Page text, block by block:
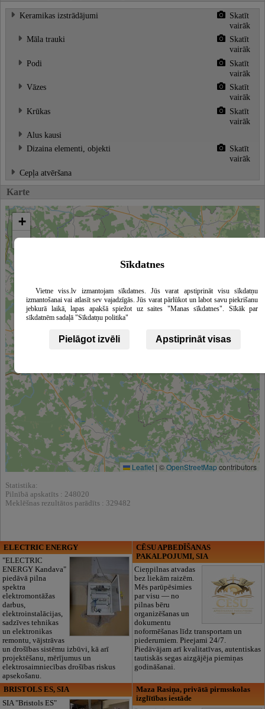
Keramikas izstrādājumi
Skatīt
vairāk
Māla trauki
Skatīt
vairāk
Podi
Skatīt
vairāk
Vāzes
Skatīt
vairāk
Krūkas
Skatīt
vairāk
Alus kausi
Dizaina elementi, objekti
Skatīt
vairāk
Cepļa atvēršana
Karte
+
−
Leaflet | ©OpenStreetMapcontributors
Statistika:
Pilnībā apskatīts : 248020
Meklēšnas rezultātos parādīts : 329482
ELECTRIC ENERGY
"ELECTRIC
ENERGY Kandava"
piedāvā pilna
spektra
elektromontāžas
darbus,
elektroinstalācijas,
sadzīves tehnikas
un elektronikas
remontu, vājstrāvas
un drošības sistēmu izbūvi, kā arī
projektēšanu, mērījumus un
elektrosaimniecības drošības riskus
apsekošanu.
CĒSU APBEDĪŠANAS
PAKALPOJUMI, SIA
Cieņpilnas atvadas
bez liekām raizēm.
Mēs parūpēsimies
par visu — no
pilnas bēru
organizēšanas un
dokumentu
noformēšanas līdz transportam un
piederumiem. Pieejami 24/7.
Piedāvājam arī kvalitatīvas, autentiskas
tautiskās segas aizgājēja piemiņas
godināšanai.
BRISTOLS ES, SIA
SIA "Bristols ES"
Maza Rasiņa, privātā pirmsskolas
izglītības iestāde
Sīkdatnes
Vietne viss.lv izmantojam sīkdatnes. Jūs varat apstiprināt visu sīkdatņu
izmantošanai vai atlasīt sev vajadzīgās. Jūs varat pārlūkot un labot savu piekrišanu
jebkurā laikā, lapas apakšā spiežot uz saites "Manas sīkdatnes". Sīkāk par
sīkdatnēm sadaļā "Sīkdatņu politika"
Pielāgot izvēli Apstiprināt visas